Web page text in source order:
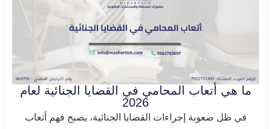
ما هي أتعاب المحامي في القضايا الجنائية لعام
2026
في ظل صعوبة إجراءات القضايا الجنائية، يصبح فهم أتعاب